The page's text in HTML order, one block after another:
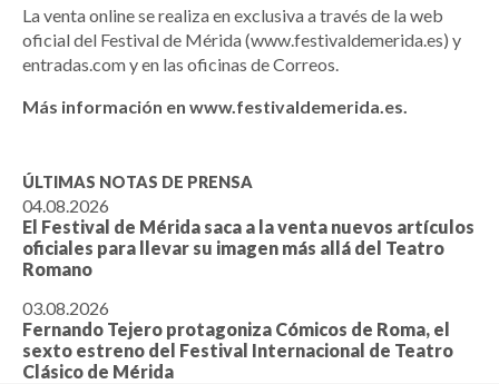
La venta online se realiza en exclusiva a través de la web
oficial del Festival de Mérida (www.festivaldemerida.es) y
entradas.com y en las oficinas de Correos.
Más información en www.festivaldemerida.es
ÚLTIMAS NOTAS DE PRENSA
04.08.2026
El Festival de Mérida saca a la venta nuevos artículos
oficiales para llevar su imagen más allá del Teatro
Romano
03.08.2026
Fernando Tejero protagoniza Cómicos de Roma, el
sexto estreno del Festival Internacional de Teatro
Clásico de Mérida